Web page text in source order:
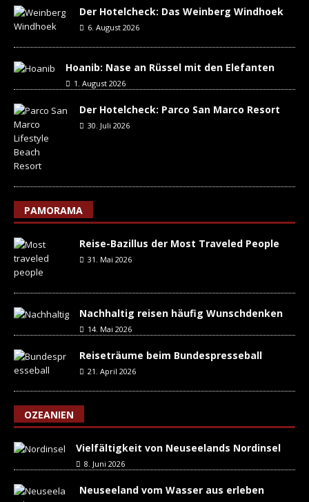
Der Hotelcheck: Das Weinberg Windhoek
6. August 2026
Hoanib: Nase an Rüssel mit den Elefanten
1. August 2026
Der Hotelcheck: Parco San Marco Resort
30. Juli 2026
PAMORAMA
Reise-Bazillus der Most Traveled People
31. Mai 2026
Nachhaltig reisen häufig Wunschdenken
14. Mai 2026
Reiseträume beim Bundespresseball
21. April 2026
OZEANIEN
Vielfältigkeit von Neuseelands Nordinsel
8. Juni 2026
Neuseeland vom Wasser aus erleben